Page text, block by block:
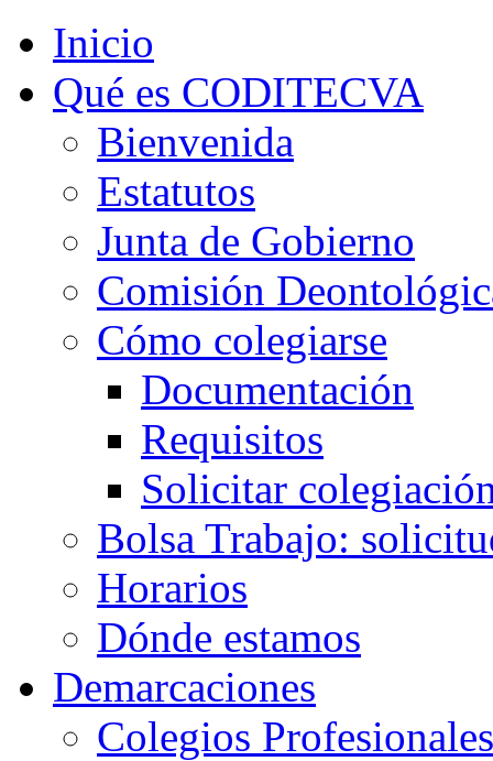
Inicio
Qué es CODITECVA
Bienvenida
Estatutos
Junta de Gobierno
Comisión
Cómo colegiarse
Documentación
Requisitos
Solicitar
Bolsa Trabajo:
Horarios
Dónde estamos
Demarcaciones
Colegios Profesionales